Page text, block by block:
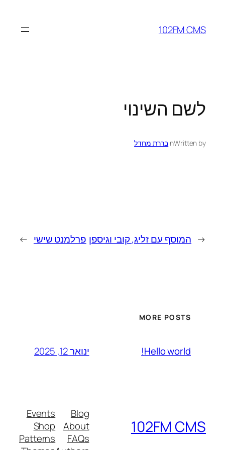
102FM CMS
לשם השינוי
Written by
inבררת מחדל
← המוסף עם זליג, קובי וגיספן פרלמנט שישי →
MORE POSTS
Hello world! ינואר 12, 2025
102FM CMS
Blog
About
FAQs
Events
Shop
Patterns